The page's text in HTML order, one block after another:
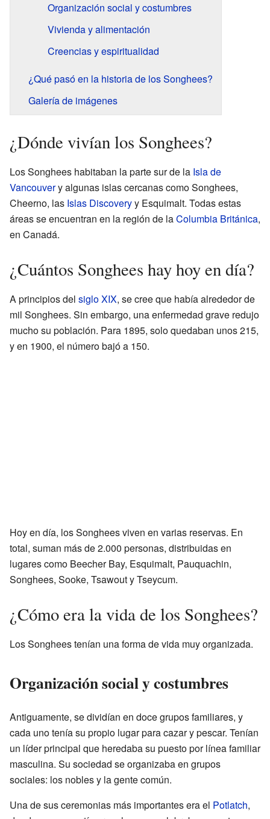
Organización social y costumbres
Vivienda y alimentación
Creencias y espiritualidad
¿Qué pasó en la historia de los Songhees?
Galería de imágenes
¿Dónde vivían los Songhees?
Los Songhees habitaban la parte sur de la Isla de
Vancouvery algunas islas cercanas como Songhees,
Cheerno, las Islas Discoveryy Esquimalt. Todas estas
áreas se encuentran en la región de laColumbia Británica,
en Canadá.
¿Cuántos Songhees hay hoy en día?
A principios del siglo XIX, se cree que había alrededor de
mil Songhees. Sin embargo, una enfermedad grave redujo
mucho su población. Para 1895, solo quedaban unos 215,
y en 1900, el número bajó a 150.
Hoy en día, los Songhees viven en varias reservas. En
total, suman más de 2.000 personas, distribuidas en
lugares como Beecher Bay, Esquimalt, Pauquachin,
Songhees, Sooke, Tsawout y Tseycum.
¿Cómo era la vida de los Songhees?
Los Songhees tenían una forma de vida muy organizada.
Organización social y costumbres
Antiguamente, se dividían en doce grupos familiares, y
cada uno tenía su propio lugar para cazar y pescar. Tenían
un líder principal que heredaba su puesto por línea familiar
masculina. Su sociedad se organizaba en grupos
sociales: los nobles y la gente común.
Una de sus ceremonias más importantes era el Potlatch,